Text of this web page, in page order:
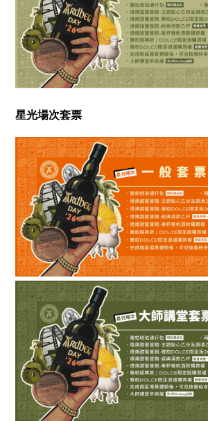
星光場次套票